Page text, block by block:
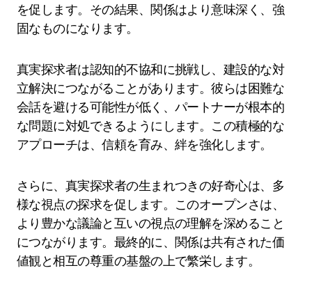
を促します。その結果、関係はより意味深く、強
固なものになります。
真実探求者は認知的不協和に挑戦し、建設的な対
立解決につながることがあります。彼らは困難な
会話を避ける可能性が低く、パートナーが根本的
な問題に対処できるようにします。この積極的な
アプローチは、信頼を育み、絆を強化します。
さらに、真実探求者の生まれつきの好奇心は、多
様な視点の探求を促します。このオープンさは、
より豊かな議論と互いの視点の理解を深めること
につながります。最終的に、関係は共有された価
値観と相互の尊重の基盤の上で繁栄します。